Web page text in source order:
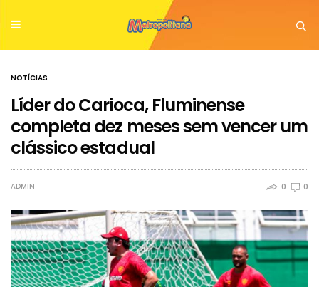
NOTÍCIAS
Líder do Carioca, Fluminense
completa dez meses sem vencer um
clássico estadual
ADMIN 0 0